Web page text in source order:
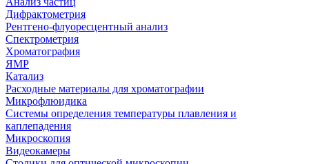
Дифрактометрия
Рентгено-флуоресцентный анализ
Спектрометрия
Хроматография
ЯМР
Катализ
Расходные материалы для хроматографии
Микрофлюидика
Системы определения температуры плавления и
каплепадения
Микроскопия
Видеокамеры